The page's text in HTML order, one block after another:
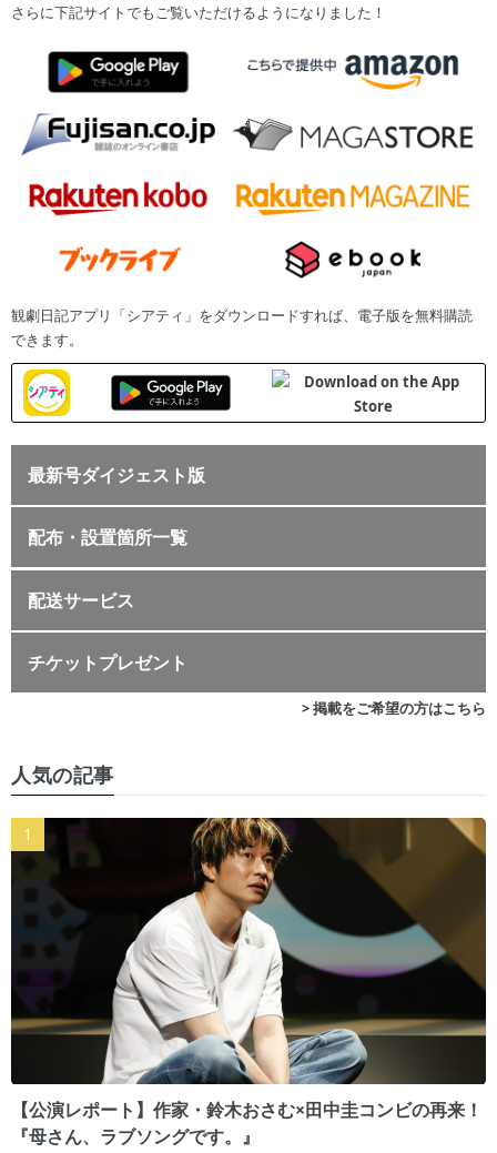
さらに下記サイトでもご覧いただけるようになりました！
観劇日記アプリ「シアティ」をダウンロードすれば、電子版を無料購読
できます。
最新号ダイジェスト版
配布・設置箇所一覧
配送サービス
チケットプレゼント
> 掲載をご希望の方はこちら
人気の記事
【公演レポート】作家・鈴木おさむ×田中圭コンビの再来！
『母さん、ラブソングです。』